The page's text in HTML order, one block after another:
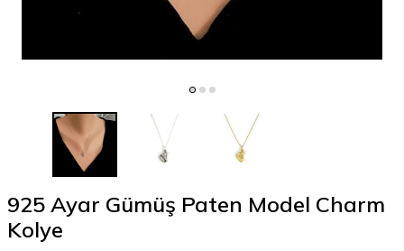
925 Ayar Gümüş Paten Model Charm
Kolye